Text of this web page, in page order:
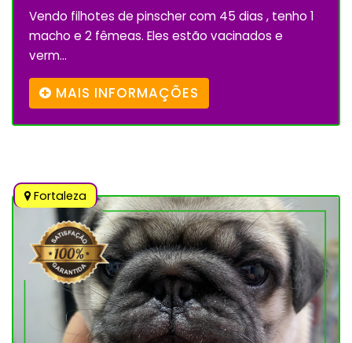
Vendo filhotes de pinscher com 45 dias , tenho 1
macho e 2 fêmeas. Eles estão vacinados e
verm...
MAIS INFORMAÇÕES
Fortaleza